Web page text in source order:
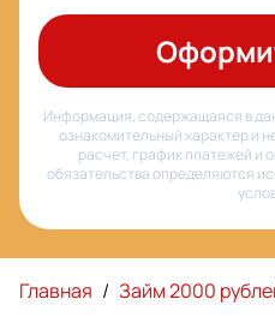
Информация, содержащаяся в
ознакомительный характер и
расчет, график платежей и
обязательства определяются
Главная / Займ 2000